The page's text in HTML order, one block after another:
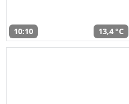
10:10 13,4 °C